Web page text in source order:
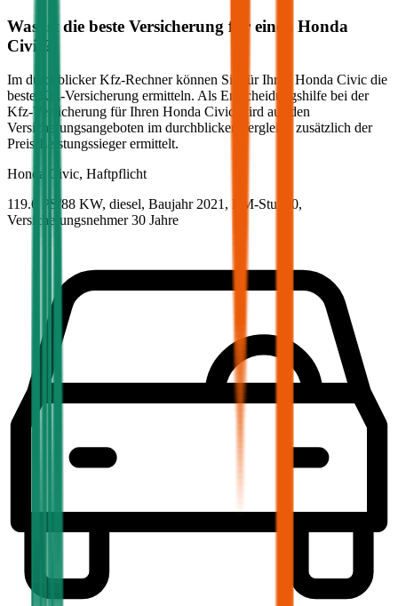
Was ist die beste Versicherung für einen Honda
Civic ?
Im durchblicker Kfz-Rechner können Sie für Ihren Honda Civic die
beste Kfz-Versicherung ermitteln. Als Entscheidungshilfe bei der
Kfz-Versicherung für Ihren Honda Civic
wird aus den
Versicherungsangeboten im durchblicker Vergleich zusätzlich der
Preis-Leistungssieger ermittelt.
Honda
Civic, Haftpflicht
119.6 PS/88 KW, diesel, Baujahr 2021, BM-Stufe 0,
Versicherungsnehmer 30 Jahre